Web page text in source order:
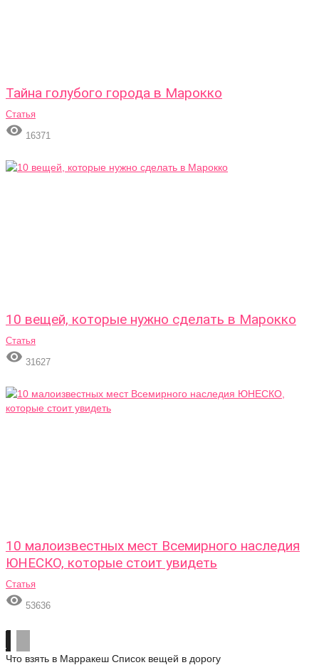
Тайна голубого города в Марокко
Статья
 16371
10 вещей, которые нужно сделать в Марокко
Статья
 31627
10 малоизвестных мест Всемирного наследия
ЮНЕСКО, которые стоит увидеть
Статья
 53636
Что взять в Марракеш Список вещей в дорогу